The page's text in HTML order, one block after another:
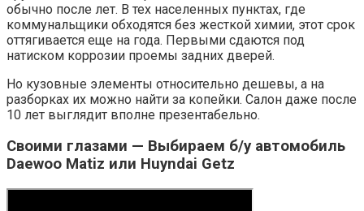
обычно после лет. В тех населенных пунктах, где
коммунальщики обходятся без жесткой химии, этот срок
оттягивается еще на года. Первыми сдаются под
натиском коррозии проемы задних дверей.
Но кузовные элементы относительно дешевы, а на
разборках их можно найти за копейки. Салон даже после
10 лет выглядит вполне презентабельно.
Своими глазами — Выбираем б/у автомобиль
Daewoo Matiz или Huyndai Getz